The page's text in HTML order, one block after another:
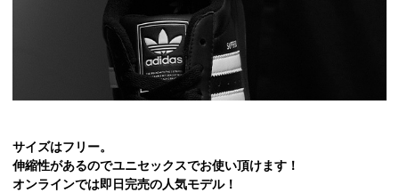
サイズはフリー。
伸縮性があるのでユニセックスでお使い頂けます！
オンラインでは即日完売の人気モデル！